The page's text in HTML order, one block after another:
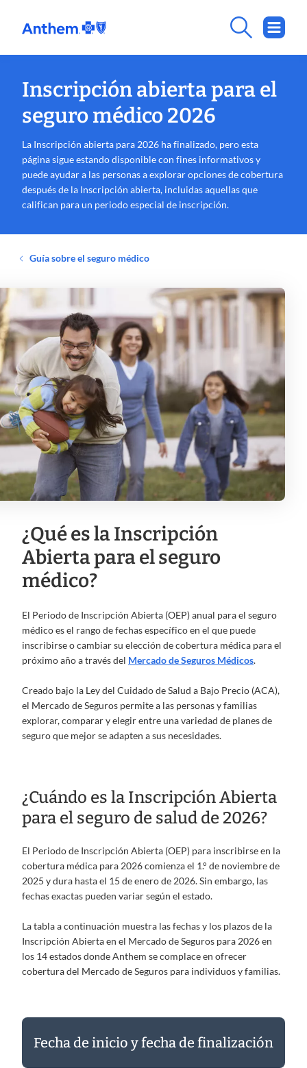
Inscripción abierta para el
seguro médico 2026
La Inscripción abierta para 2026 ha finalizado, pero esta
página sigue estando disponible con fines informativos y
puede ayudar a las personas a explorar opciones de cobertura
después de la Inscripción abierta, incluidas aquellas que
califican para un periodo especial de inscripción.
Guía sobre el seguro médico
¿Qué es la Inscripción
Abierta para el seguro
médico?
El Periodo de Inscripción Abierta (OEP) anual para el seguro
médico es el rango de fechas específico en el que puede
inscribirse o cambiar su elección de cobertura médica para el
próximo año a través del Mercado de Seguros Médicos.
Creado bajo la Ley del Cuidado de Salud a Bajo Precio (ACA),
el Mercado de Seguros permite a las personas y familias
explorar, comparar y elegir entre una variedad de planes de
seguro que mejor se adapten a sus necesidades.
¿Cuándo es la Inscripción Abierta
para el seguro de salud de 2026?
El Periodo de Inscripción Abierta (OEP) para inscribirse en la
cobertura médica para 2026 comienza el 1.° de noviembre de
2025 y dura hasta el 15 de enero de 2026. Sin embargo, las
fechas exactas pueden variar según el estado.
La tabla a continuación muestra las fechas y los plazos de la
Inscripción Abierta en el Mercado de Seguros para 2026 en
los 14 estados donde Anthem se complace en ofrecer
cobertura del Mercado de Seguros para individuos y familias.
Fecha de inicio y fecha de finalización